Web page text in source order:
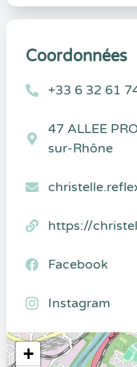
Coordonnées
+33 6 32 61
47 ALLEE
sur-Rhône
https://
Facebook
Instagram
+